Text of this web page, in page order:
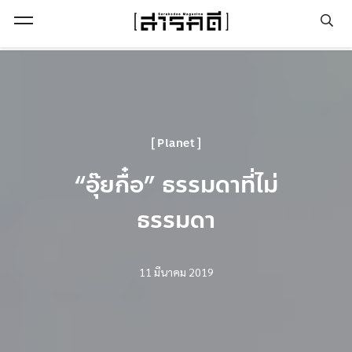
Planet
“อุ๊ยกื๋อ” ธรรมดาที่ไม่
ธรรมดา
11 มีนาคม 2019